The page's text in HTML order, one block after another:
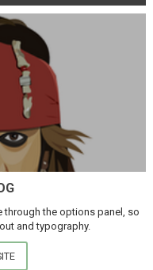
through the options panel, so
and typography.